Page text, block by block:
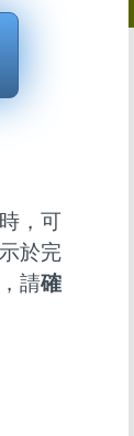
，可
於完
請確